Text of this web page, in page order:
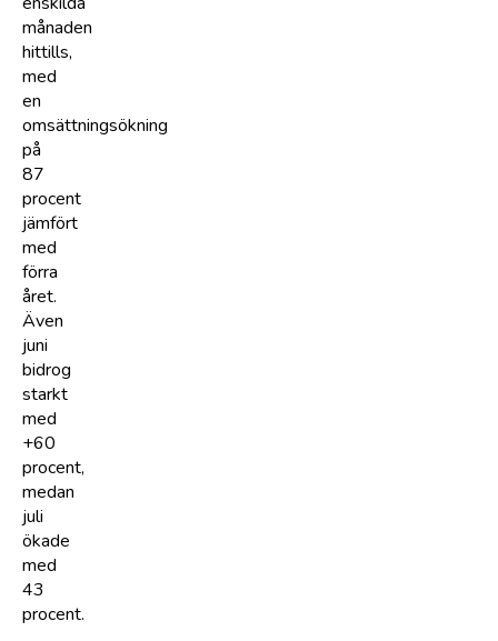
månaden
hittills,
med
en
omsättningsökning
på
87
procent
jämfört
med
förra
året.
Även
juni
bidrog
starkt
med
+60
procent,
medan
juli
ökade
med
43
procent.